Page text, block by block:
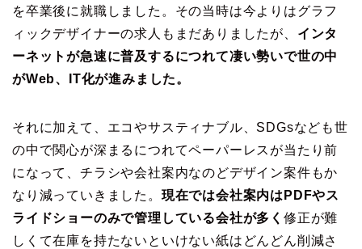
を卒業後に就職しました。その当時は今よりはグラフ
ィックデザイナーの求人もまだありましたが、 インタ
ーネットが急速に普及するにつれて凄い勢いで世の中
がWeb、IT化が進みました。
それに加えて、エコやサスティナブル、SDGsなども世
の中で関心が深まるにつれてペーパーレスが当たり前
になって、チラシや会社案内なのどデザイン案件もか
なり減っていきました。 現在では会社案内はPDFやス
ライドショーのみで管理している会社が多く 修正が難
しくて在庫を持たないといけない紙はどんどん削減さ